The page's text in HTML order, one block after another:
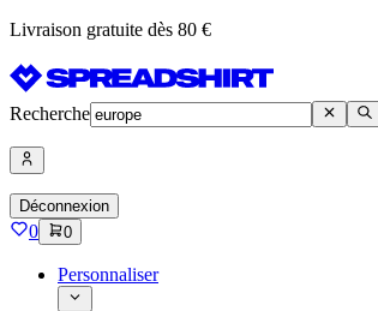
Livraison gratuite dès 80 €
Recherche
Déconnexion
0 0
Personnaliser